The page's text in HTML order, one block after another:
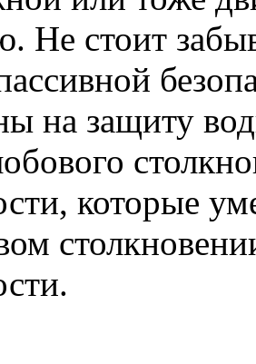
Не стоит
на защиту
которые